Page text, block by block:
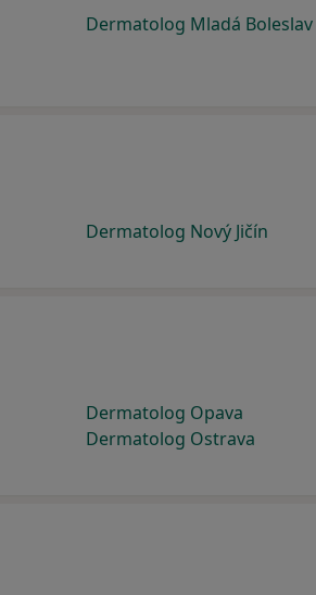
Dermatolog Mladá Boleslav
Dermatolog Nový Jičín
Dermatolog Opava
Dermatolog Ostrava